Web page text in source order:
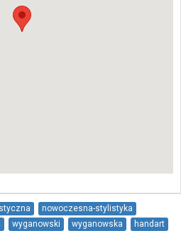
nowoczesna-stylistyka
wyganowski wyganowska handart